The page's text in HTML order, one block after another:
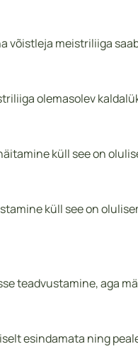
võistleja meistriliiga
olemasolev
küll see on
küll see on
teadvustamine, aga
esindamata ning